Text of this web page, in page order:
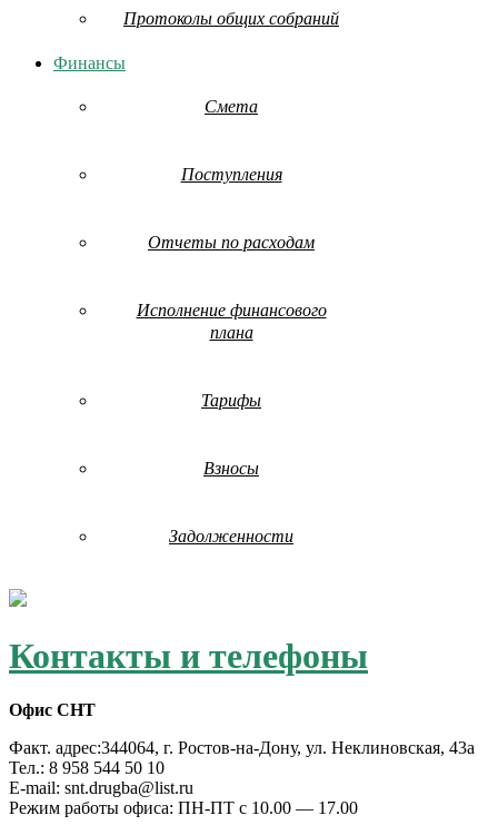
Протоколы общих собраний
Финансы
Смета
Поступления
Отчеты по расходам
Исполнение финансового
плана
Тарифы
Взносы
Задолженности
Контакты и телефоны
Офис СНТ
Факт. адрес:344064, г. Ростов-на-Дону, ул. Неклиновская, 43а
Тел.: 8 958 544 50 10
E-mail: snt.drugba@list.ru
Режим работы офиса: ПН-ПТ с 10.00 — 17.00